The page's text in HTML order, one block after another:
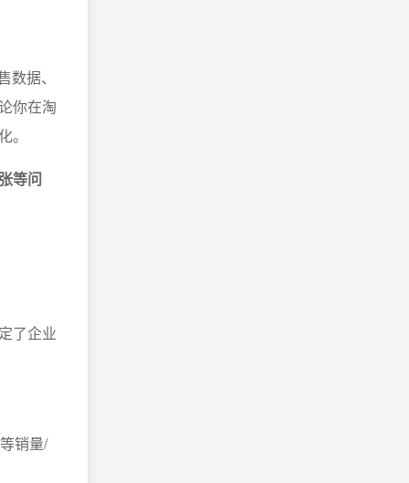
据、
你在淘
。
等问
了企业
销量/